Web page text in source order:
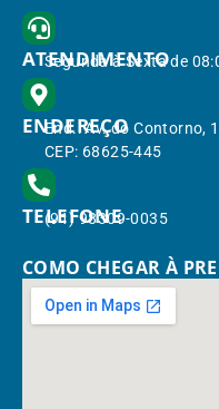
ATENDIMENTO
Segunda à Sexta de
ENDEREÇO
End.: Av. do Contorno,
CEP: 68625-445
TELEFONE
(91) 98309-0035
COMO CHEGAR À